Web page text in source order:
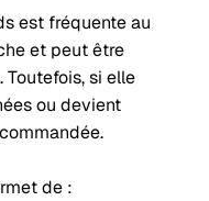
est fréquente au
et peut être
Toutefois, si elle
ou devient
de :